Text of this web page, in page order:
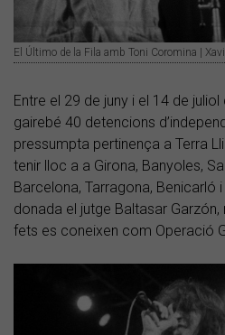
El Último de la Fila amb Toni Coromina |
Entre el 29 de juny i el 14 de
gairebé 40 detencions
pressumpta pertinença a Terra
tenir lloc a a Girona, Banyoles,
Barcelona, Tarragona, Benicarló i
donada el jutge Baltasar
fets es coneixen com Operació